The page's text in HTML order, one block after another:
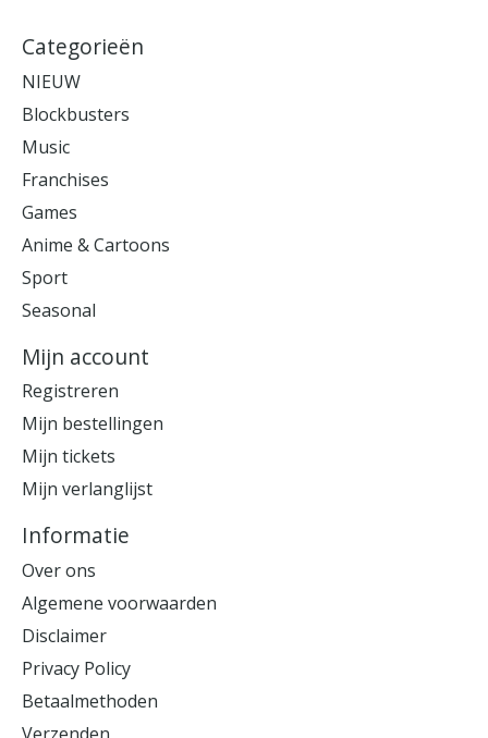
Categorieën
NIEUW
Blockbusters
Music
Franchises
Games
Anime & Cartoons
Sport
Seasonal
Mijn account
Registreren
Mijn bestellingen
Mijn tickets
Mijn verlanglijst
Informatie
Over ons
Algemene voorwaarden
Disclaimer
Privacy Policy
Betaalmethoden